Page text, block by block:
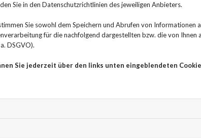
Sie in den Datenschutzrichtlinien des jeweiligen Anbieters.
Sie sowohl dem Speichern und Abrufen von Informationen
für die nachfolgend dargestellten bzw. die von Ihnen
DSGVO).
Sie jederzeit über den links unten eingeblendeten